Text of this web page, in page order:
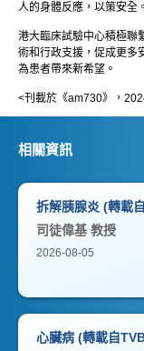
人的身體反應，以策安全。
港大臨床試驗中心積極聯
術和行政支援，促成更多
為患者帶來新希望。
<刊載於《am730》，
相關資訊
拆解胰腺炎 (轉載
司徒偉基 教授
2026-08-05
心臟病 (轉載自